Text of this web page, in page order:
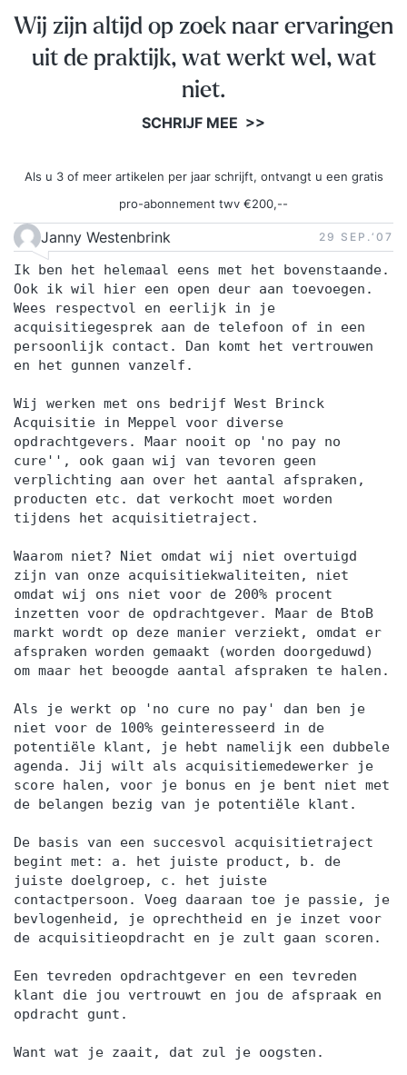
Jij krijgt altijd mij — Graham Hulsebos,
genomineerd als beste verkooptrainer van
Nederland en bij de verkiezing tot beste opleider
als beste individuele verkooptrainer geëindigd.
kwaliteit tussen groepen. Elke deelnemer krijgt
aan tafel. Borging van wat je leert Kennis die je
na de training niet terugvindt, verdwijnt. Daarom
krijg je na afloop een MOK met daarop alle 12
verkooptechnieken — elke dag een directe
herinnering aan wat je hebt geleerd. Daarnaast
ontvang je uitgebreide outlines, de volledige
trainingsnotities en een officieel certificaat van
deelname — zowel als gedrukt exemplaar als
je eigen ontwikkelingsdossier. Als optie krijg je
daarbovenop toegang tot mijn e-learning
platform — inclusief mijn digitale twin — zodat je
op elk moment kunt terugvallen op de leerstof.
Kleine groep, maximaal resultaat Deze sales
training heeft maximaal 8 deelnemers. Dat is een
bewuste keuze. In een kleine groep krijg jij de
aandacht die je nodig hebt om echt te leren, te
oefenen en direct feedback te ontvangen. Geen
zaal vol mensen waar je anoniem blijft. Aan het
einde van de dag vul je een online evaluatie in —
zodat de kwaliteit van elke training gewaarborgd
inbegrepen en parkeren is gratis. Voor wie is
deze sales training? Voor iedereen die
professioneel verkoopt en weet dat er meer in zit
— meer deals, meer regie en minder tijd verspild
managers die hun team willen omvormen van
verkopers naar technische verkopers die
resultaat afdwingen. De beste verkooptrainer van
Nederland — 30 jaar ervaring Ik ben Graham
Hulsebos. Genomineerd als beste verkooptrainer
van Nederland. Bij de verkiezing tot beste
opleider als beste individuele trainer geëindigd —
omdat ik als enige elke training zelf geef. Met 30
Wij zijn altijd op zoek naar ervaringen
uit de praktijk, wat werkt wel, wat
niet.
SCHRIJF MEE >>
Als u 3 of meer artikelen per jaar schrijft, ontvangt u een gratis
pro-abonnement twv €200,--
Janny Westenbrink 29 SEP.‘07
Ik ben het helemaal eens met het bovenstaande.
Ook ik wil hier een open deur aan toevoegen.
Wees respectvol en eerlijk in je
acquisitiegesprek aan de telefoon of in een
persoonlijk contact. Dan komt het vertrouwen
en het gunnen vanzelf.
Wij werken met ons bedrijf West Brinck
Acquisitie in Meppel voor diverse
opdrachtgevers. Maar nooit op 'no pay no
cure'', ook gaan wij van tevoren geen
verplichting aan over het aantal afspraken,
producten etc. dat verkocht moet worden
tijdens het acquisitietraject.
Waarom niet? Niet omdat wij niet overtuigd
zijn van onze acquisitiekwaliteiten, niet
omdat wij ons niet voor de 200% procent
inzetten voor de opdrachtgever. Maar de BtoB
markt wordt op deze manier verziekt, omdat er
afspraken worden gemaakt (worden doorgeduwd)
om maar het beoogde aantal afspraken te halen.
Als je werkt op 'no cure no pay' dan ben je
niet voor de 100% geinteresseerd in de
potentiële klant, je hebt namelijk een dubbele
agenda. Jij wilt als acquisitiemedewerker je
score halen, voor je bonus en je bent niet met
de belangen bezig van je potentiële klant.
De basis van een succesvol acquisitietraject
begint met: a. het juiste product, b. de
juiste doelgroep, c. het juiste
contactpersoon. Voeg daaraan toe je passie, je
bevlogenheid, je oprechtheid en je inzet voor
de acquisitieopdracht en je zult gaan scoren.
Een tevreden opdrachtgever en een tevreden
klant die jou vertrouwt en jou de afspraak en
opdracht gunt.
Want wat je zaait, dat zul je oogsten.